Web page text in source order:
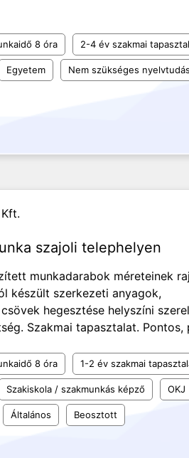
8 óra 2-4 év szakmai
Egyetem Nem szükséges nyelvtudás
szajoli telephelyen
munkadarabok méreteinek
készült szerkezeti anyagok,
hegesztése helyszíni
Szakmai tapasztalat. Pontos,
8 óra 1-2 év szakmai
Szakiskola / szakmunkás képző OKJ
Általános Beosztott